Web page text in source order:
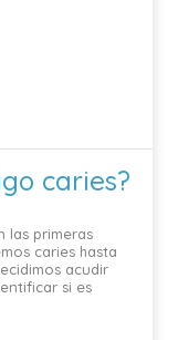
caries?
las primeras
caries hasta
acudir
si es